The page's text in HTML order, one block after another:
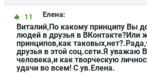
Елена:
11
Bиталий,По какому принципу Вы
людей в друзья в ВКонтакте?Или
принципов,как
друзья в этой соц.сети.Я уважаю
человека,и как творческую
удачи во всем! С ув.Елена.